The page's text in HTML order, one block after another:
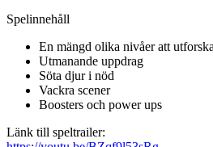
Spelinnehåll
En mängd olika nivåer att utforska
Utmanande uppdrag
Söta djur i nöd
Vackra scener
Boosters och power ups
Länk till speltrailer: